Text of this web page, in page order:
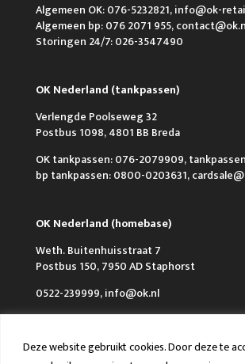
Deze website gebruikt cookies. Door deze te
Algemeen OK: 076-5232821, info@ok-
Algemeen bp: 076 2071 955,
Storingen 24/7: 026-3547490
OK Nederland (tankpassen)
Verlengde Poolseweg 32
Postbus 1098, 4801 BB Breda
OK tankpassen: 076-2079909,
bp tankpassen: 0800-0203631,
OK Nederland (homebase)
Weth. Buitenhuisstraat 7
Postbus 150, 7950 AD Staphorst
0522-239999, info@ok.nl